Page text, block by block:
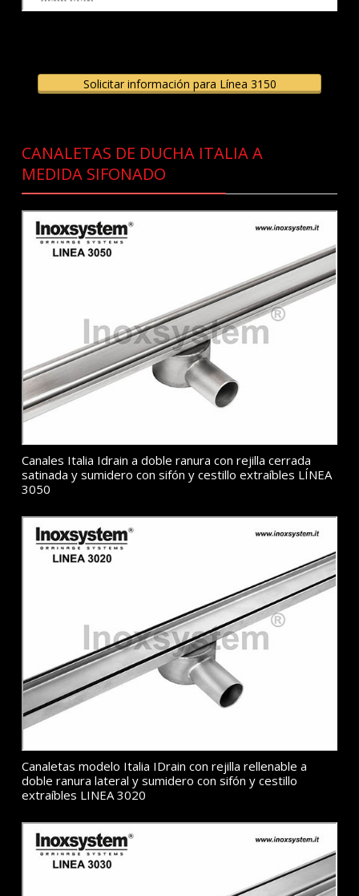
Solicitar información para Línea 3150
CANALETAS DE DUCHA ITALIA A
MEDIDA SIFONADO
Canales Italia Idrain a doble ranura con rejilla cerrada
satinada y sumidero con sifón y cestillo extraíbles LÍNEA
3050
Canaletas modelo Italia IDrain con rejilla rellenable a
doble ranura lateral y sumidero con sifón y cestillo
extraíbles LINEA 3020